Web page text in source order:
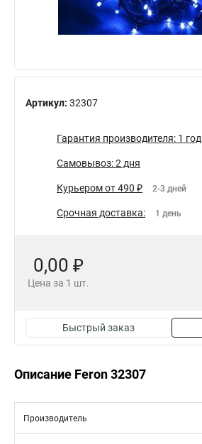
Артикул: 32307
Гарантия производителя: 1 год
Самовывоз: 2 дня
Курьером от 490 ₽ 2-3 дней
Срочная доставка: 1 день
0,00 ₽
Цена за 1 шт.
Быстрый заказ
Описание Feron 32307
Производитель